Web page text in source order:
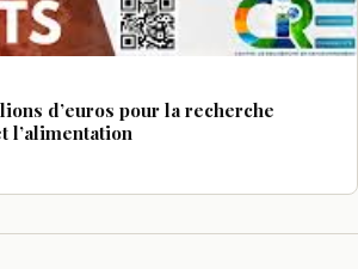
d’euros pour la recherche
l’alimentation